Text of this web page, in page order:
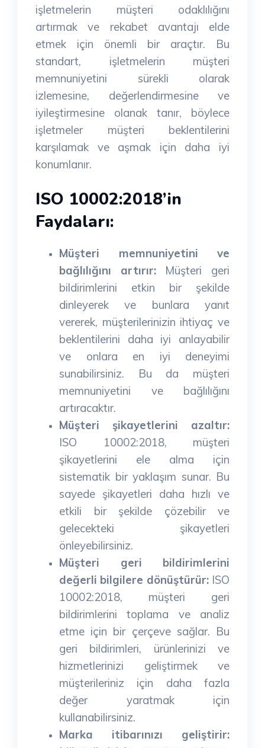
işletmelerin müşteri odaklılığını
artırmak ve rekabet avantajı elde
etmek için önemli bir araçtır. Bu
standart, işletmelerin müşteri
memnuniyetini sürekli olarak
izlemesine, değerlendirmesine ve
iyileştirmesine olanak tanır, böylece
işletmeler müşteri beklentilerini
karşılamak ve aşmak için daha iyi
konumlanır.
ISO 10002:2018’in
Faydaları:
Müşteri memnuniyetini ve
bağlılığını artırır:Müşteri geri
bildirimlerini etkin bir şekilde
dinleyerek ve bunlara yanıt
vererek, müşterilerinizin ihtiyaç ve
beklentilerini daha iyi anlayabilir
ve onlara en iyi deneyimi
sunabilirsiniz. Bu da müşteri
memnuniyetini ve bağlılığını
artıracaktır.
Müşteri şikayetlerini azaltır:
ISO 10002:2018, müşteri
şikayetlerini ele alma için
sistematik bir yaklaşım sunar. Bu
sayede şikayetleri daha hızlı ve
etkili bir şekilde çözebilir ve
gelecekteki şikayetleri
önleyebilirsiniz.
Müşteri geri bildirimlerini
değerli bilgilere dönüştürür:ISO
10002:2018, müşteri geri
bildirimlerini toplama ve analiz
etme için bir çerçeve sağlar. Bu
geri bildirimleri, ürünlerinizi ve
hizmetlerinizi geliştirmek ve
müşterileriniz için daha fazla
değer yaratmak için
kullanabilirsiniz.
Marka itibarınızı geliştirir: